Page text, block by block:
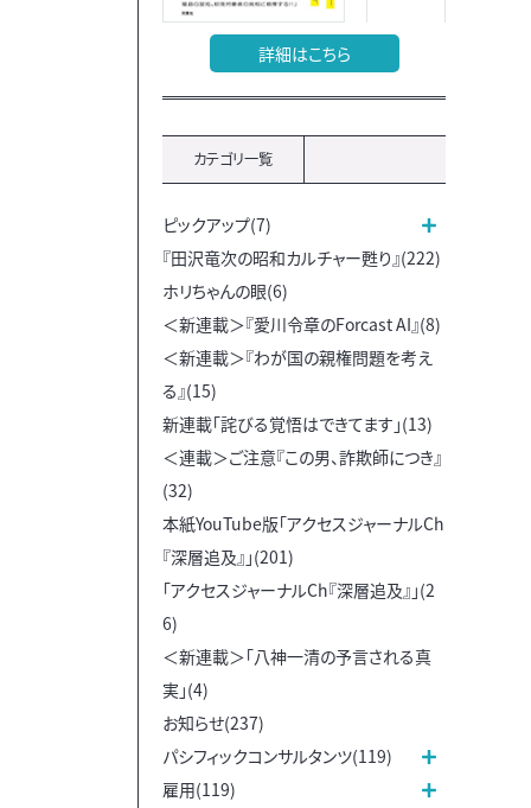
詳細はこちら
カテゴリ一覧
ピックアップ(7)
『田沢竜次の昭和カルチャー甦り』(222)
ホリちゃんの眼(6)
＜新連載＞『愛川令章のForcast AI』(8)
＜新連載＞『わが国の親権問題を考え
る』(15)
新連載「詫びる覚悟はできてます」(13)
＜連載＞ご注意『この男、詐欺師につき』
(32)
本紙YouTube版「アクセスジャーナルCh
『深層追及』」(201)
「アクセスジャーナルCh『深層追及』」(2
6)
＜新連載＞「八神一清の予言される真
実」(4)
お知らせ(237)
パシフィックコンサルタンツ(119)
雇用(119)